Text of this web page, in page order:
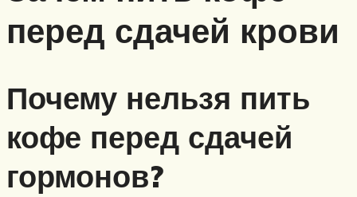
перед сдачей крови
Почему нельзя пить
кофе перед сдачей
гормонов?